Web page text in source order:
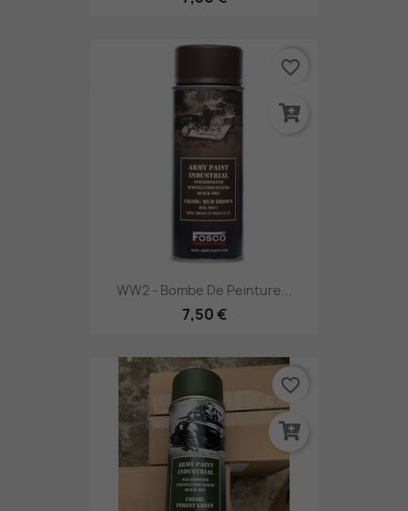
WW2 - Bombe De Peinture...
7,50 €
favorite_border
favorite_border